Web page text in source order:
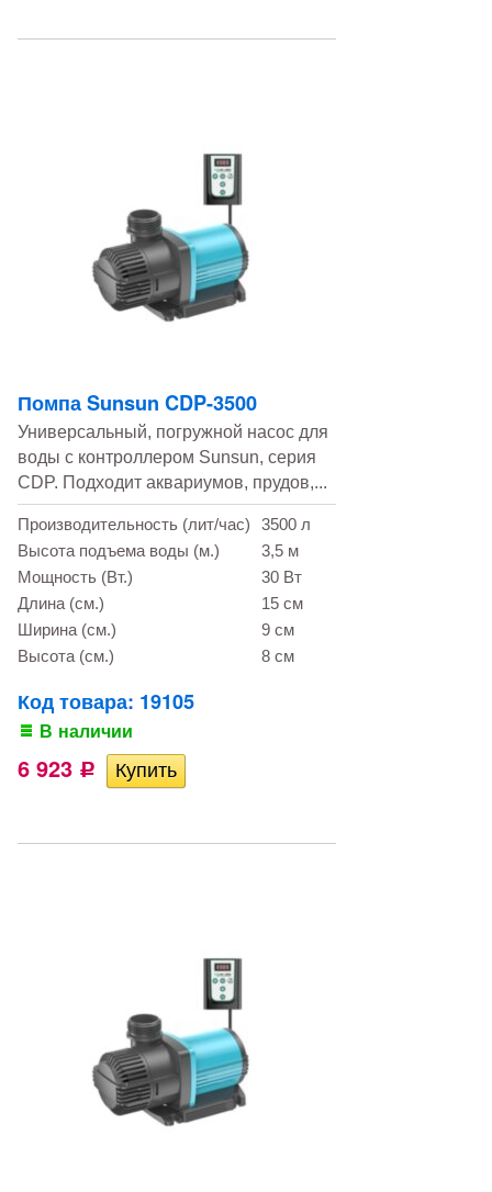
Помпа Sunsun CDP-3500
Универсальный, погружной насос для
воды с контроллером Sunsun, серия
CDP. Подходит аквариумов, прудов,...
Производительность (лит/час)
3500 л
Высота подъема воды (м.)
3,5 м
Мощность (Вт.)
30 Вт
Длина (см.)
15 см
Ширина (см.)
9 см
Высота (см.)
8 см
Код товара: 19105
В наличии
6 923 Р